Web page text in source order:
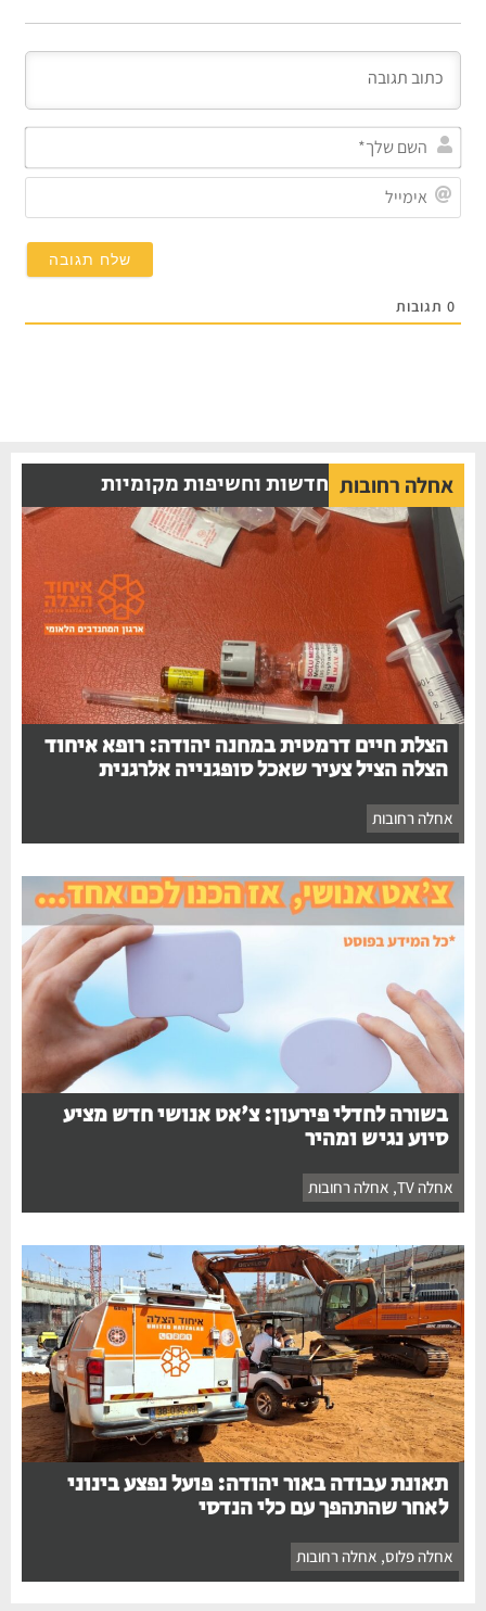
תגובות
אחלה רחובות חדשות וחשיפות מקומיות
הצלת חיים דרמטית במחנה יהודה: רופא איחוד
הצלה הציל צעיר שאכל סופגנייה אלרגנית
אחלה רחובות
בשורה לחדלי פירעון: צ'אט אנושי חדש מציע
סיוע נגיש ומהיר
אחלה TV ,אחלה רחובות
תאונת עבודה באור יהודה: פועל נפצע בינוני
לאחר שהתהפך עם כלי הנדסי
אחלה פלוס ,אחלה רחובות